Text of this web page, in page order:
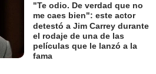
"Te odio. De verdad que no
me caes bien": este actor
detestó a Jim Carrey durante
el rodaje de una de las
películas que le lanzó a la
fama